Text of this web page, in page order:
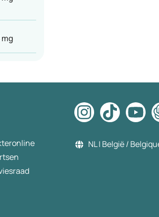
mg
NL | België /